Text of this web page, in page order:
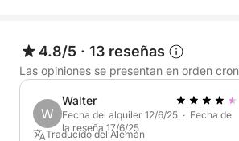
¡Se admiten perros!
Si tiene alguna pregunta sobre el
itinerario, envíenos un mensaje a
4.8/5 · 13 reseñas
Las opiniones se presentan en orden
W
Walter
Fecha del alquiler 12/6/25 · Fecha de
la reseña 17/6/25
Traducido del Alemán